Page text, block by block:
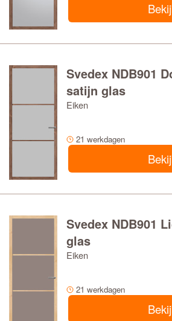
Svedex NDB901
satijn glas
Eiken
21 werkdagen
Svedex NDB901
glas
Eiken
21 werkdagen